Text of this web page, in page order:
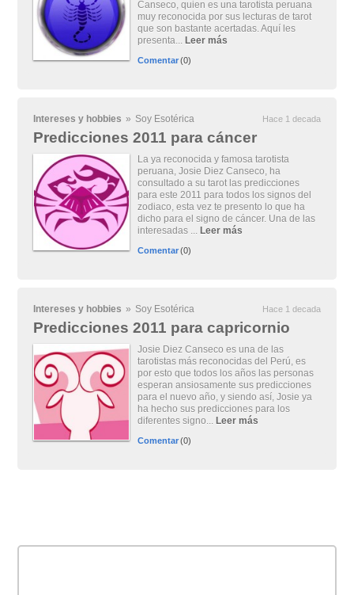
Canseco, quien es una tarotista peruana
muy reconocida por sus lecturas de tarot
que son bastante acertadas. Aquí les
presenta... Leer más
Comentar(0)
Intereses y hobbies » Soy Esotérica Hace 1 decada
Predicciones 2011 para cáncer
La ya reconocida y famosa tarotista
peruana, Josie Diez Canseco, ha
consultado a su tarot las predicciones
para este 2011 para todos los signos del
zodiaco, esta vez te presento lo que ha
dicho para el signo de cáncer. Una de las
interesadas ... Leer más
Comentar(0)
Intereses y hobbies » Soy Esotérica Hace 1 decada
Predicciones 2011 para capricornio
Josie Diez Canseco es una de las
tarotistas más reconocidas del Perú, es
por esto que todos los años las personas
esperan ansiosamente sus predicciones
para el nuevo año, y siendo así, Josie ya
ha hecho sus predicciones para los
diferentes signo... Leer más
Comentar(0)